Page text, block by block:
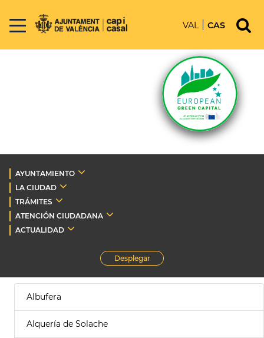
VAL CAS
AYUNTAMIENTO
LA CIUDAD
TRÁMITES
ATENCIÓN CIUDADANA
ACTUALIDAD
Desplegar
Albufera
Alquería de Solache